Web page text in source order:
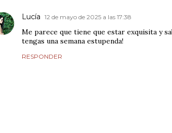
Lucía 12 de mayo de 2025 a las 17:38
Me parece que tiene que estar exquisita y
tengas una semana estupenda!
RESPONDER